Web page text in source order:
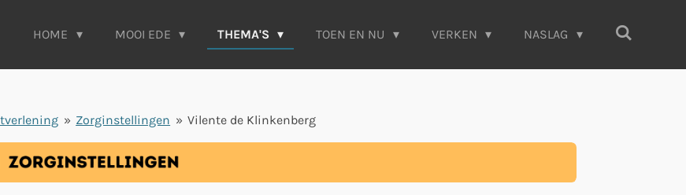
HOME MOOI EDE THEMA'S TOEN EN NU VERKEN NASLAG
» Zorginstellingen » Vilente de Klinkenberg